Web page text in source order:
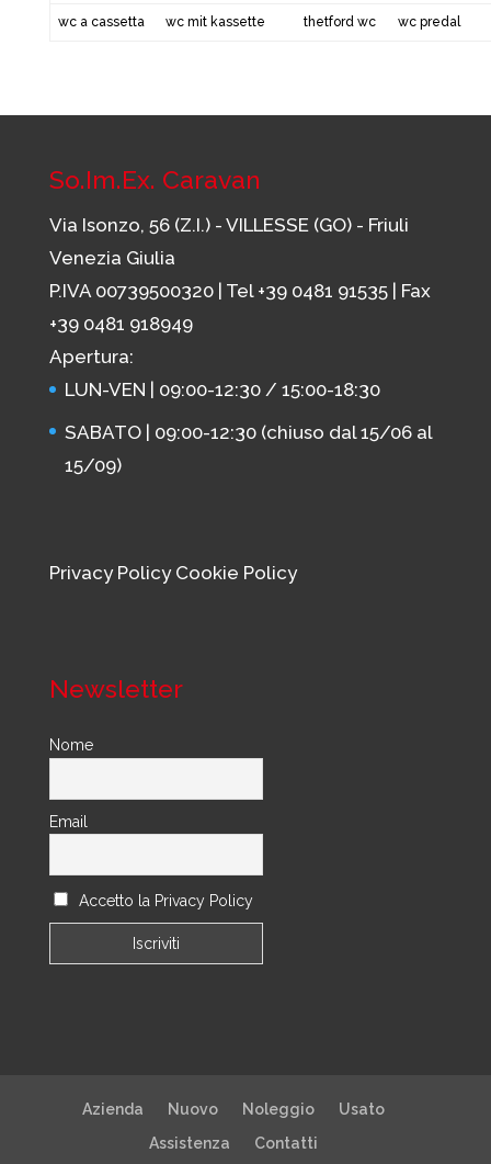
wc a cassetta wc mit kassette thetford wc wc predal
So.Im.Ex. Caravan
Via Isonzo, 56 (Z.I.) - VILLESSE (GO) - Friuli
Venezia Giulia
P.IVA 00739500320 | Tel +39 0481 91535| Fax
+39 0481 918949
Apertura:
LUN-VEN | 09:00-12:30 / 15:00-18:30
SABATO | 09:00-12:30 (chiuso dal 15/06 al
15/09)
Privacy Policy Cookie Policy
Newsletter
Nome
Email
Accetto la Privacy Policy
Azienda Nuovo Noleggio
Usato
Assistenza
Contatti